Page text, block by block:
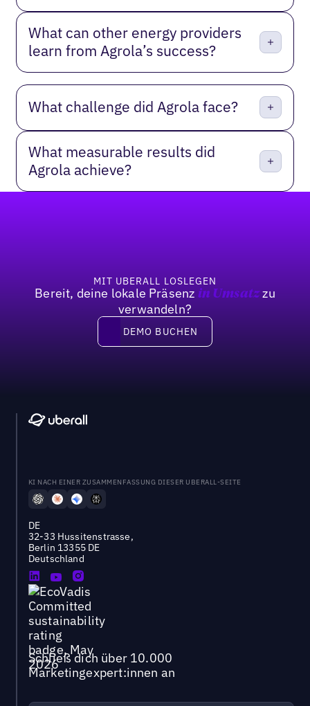
What can other energy providers
learn from Agrola’s success?
What challenge did Agrola face?
What measurable results did
Agrola achieve?
MIT UBERALL LOSLEGEN
Bereit, deine lokale Präsenz in Umsatzzu
verwandeln?
DEMO BUCHEN
DEMO BUCHEN
KI NACH EINER ZUSAMMENFASSUNG DIESER UBERALL-SEITE
DE
32-33 Hussitenstrasse,
Berlin 13355 DE
Deutschland
Schließ dich über 10.000
Marketingexpert:innen an